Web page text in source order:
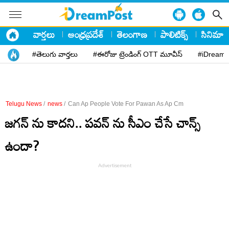
వార్తలు ఆంధ్రప్రదేశ్ తెలంగాణ పాలిటిక్స్ సినిమా
#తెలుగు వార్తలు #ఈరోజు ట్రెండింగ్ OTT మూవీస్
Telugu News / news / Can Ap People Vote For Pawan As Ap Cm
జ‌గ‌న్ ను కాద‌ని.. ప‌వ‌న్ ను సీఎం చేసే చాన్స్
ఉందా?